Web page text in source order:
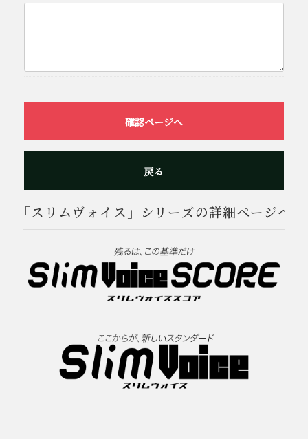
確認ページへ
戻る
「スリムヴォイス」シリーズの詳細ページへ